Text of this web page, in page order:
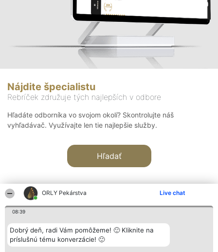
ORLY Pekárstva Live chat
08:39
Dobrý deň, radi Vám pomôžeme! 🙂 Kliknite na
príslušnú tému konverzácie! 🙂
Nájdite špecialistu
Rebríček združuje tých najlepších v odbore
Hľadáte odborníka vo svojom okolí? Skontrolujte náš
vyhľadávač. Využívajte len tie najlepšie služby.
Hľadať
Organizátor hodnotenia
Bright Side Solutions sp. z o.
o. sp. k.
Hodnotenie
Laureáti
Lista
Kontakt
Kontakt